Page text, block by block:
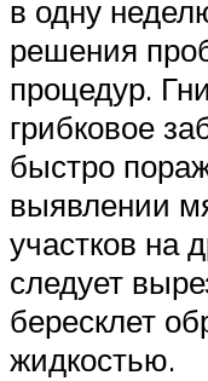
в одну
решения
процедур.
грибковое
быстро
выявлении
участков на
следует
бересклет
жидкостью.